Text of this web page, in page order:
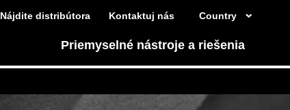
Country
Nájdite distribútora Kontaktuj nás
Priemyselné nástroje a riešenia